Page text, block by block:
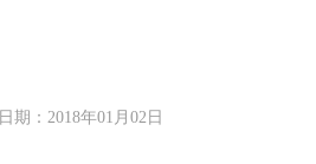
日期：2018年01月02日